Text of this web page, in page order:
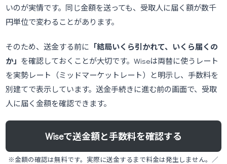
いのが実情です。同じ金額を送っても、受取人に届く額が数千
円単位で変わることがあります。
そのため、送金する前に 「結局いくら引かれて、いくら届くの
か」 を確認しておくことが大切です。Wiseは両替に使うレート
を実勢レート（ミッドマーケットレート）と明示し、手数料を
別建てで表示しています。送金手続きに進む前の画面で、受取
人に届く金額を確認できます。
Wiseで送金額と手数料を確認する
※金額の確認は無料です。実際に送金するまで料金は発生しません。／